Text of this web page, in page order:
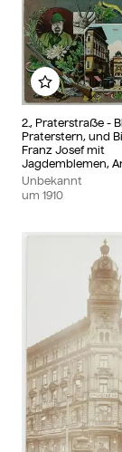
2., Praterstraße -
Praterstern, und
Franz Josef mit
Jagdemblemen,
Unbekannt
um 1910
Zu